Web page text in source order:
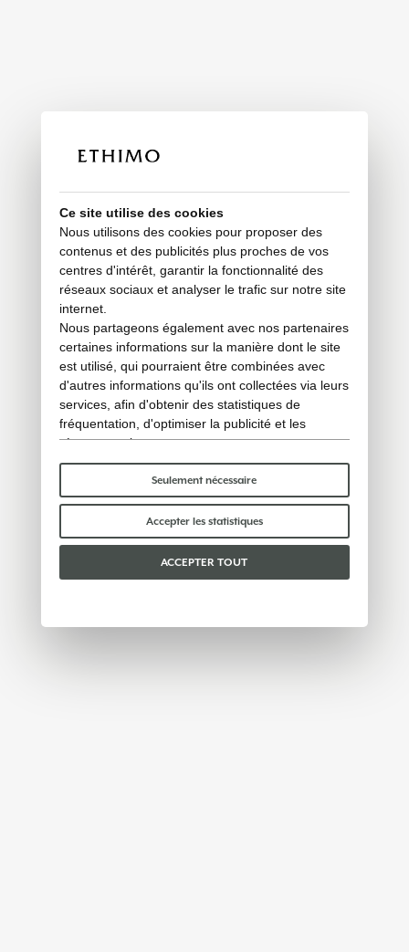
Ce site utilise des cookies
Nous utilisons des cookies pour proposer des
contenus et des publicités plus proches de vos
centres d'intérêt, garantir la fonctionnalité des
réseaux sociaux et analyser le trafic sur notre site
internet.
Nous partageons également avec nos partenaires
certaines informations sur la manière dont le site
est utilisé, qui pourraient être combinées avec
d'autres informations qu'ils ont collectées via leurs
services, afin d'obtenir des statistiques de
fréquentation, d'optimiser la publicité et les
réseaux sociaux.
Certains cookies « techniques » sont
indispensables au bon fonctionnement du site et
ne traitent ni ne partagent aucune donnée
personnelle avec des tiers. Pour en savoir plus,
vous pouvez consulter notrepolitique en matière
Veuillez choisir les cookies que vous acceptez :
Seulement nécessaire
Accepter les statistiques
ACCEPTER TOUT